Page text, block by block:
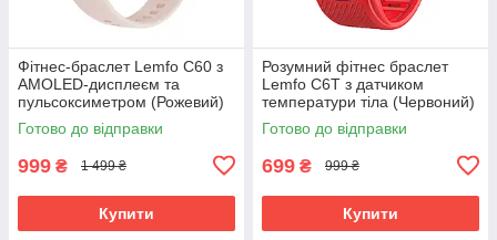
Фітнес-браслет Lemfo C60 з
AMOLED-дисплеєм та
пульсоксиметром (Рожевий)
Готово до відправки
999 ₴ 1 499 ₴
Купити
Розумний фітнес браслет
Lemfo C6T з датчиком
температури тіла (Червоний)
Готово до відправки
699 ₴ 999 ₴
Купити